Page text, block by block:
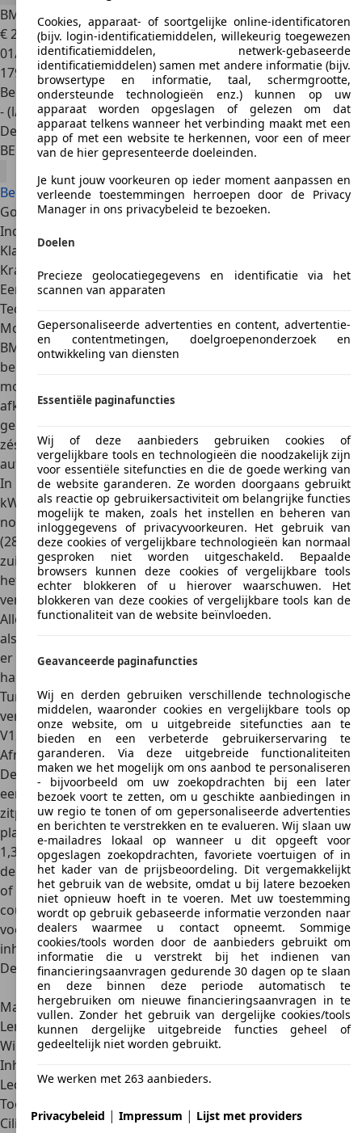
BMW 850 i '91 CH05442
€ 29.950
01/1991
179.176 km
Benzine
- (l/100 km)
Dealer
BE 9880Aalter
Bekijk alle BMW 850 aanbiedingen
Goede redenen
Indrukwekkende auto en een klassieker in wording
Klassieke, betrouwbare BMW-techniek, met prachtige V12
Krachtige motoren, luxueus interieur
Een auto met een eigen gezicht
Technische gegevens
Motorisatie
BMW introduceert de 850i (E31) aanvankelijk met een
V12
benzinemotor
met een cilinderinhoud van 5,0 liter. Deze
motor heeft een vermogen van 220 kW (300 pk) en is
afkomstig uit de BMW 750 sedan. De motor is standaard
gekoppeld aan een
zésversnellingsbak– toen nog een unicum in de
autowereld.
In 1992 verschijnt de 850 CSi met een5,6-liter V12 en 280
kW (380 pk). BMW breidt het motorengamma eind dat jaar
nog verder uit met de840 Ci een 4,0-liter V8met 210 kW
(286 pk). In 1994 vervangt BMW die motor door een
zuiniger exemplaar met4,4 liter
cilinderinhoud. Die heeft
hetzelfde vermogen, maar een hoger koppel. In 1994
verschijnt ook een 5,4-liter V12 met 240 kW (326 pk).
Alle motorvarianten zijn er met zowel een handbediende
als automatische (viertraps)transmissie, echter de 840 Ci is
er alleen met vijftrapsautomaat, de 850 CSi alleen met
handmatig bediende versnellingsbak.
Tuner Alpina bracht onder de typenaam B12 ook zijn eigen
versie van de BMW-coupé uit, niet alleen met de vijfliter
V12, maar ook met een
V12 met 5,7 litercilinderinhoud.
Afmetingen
De BMW 850 is eengrote, vierzitscoupé, eigenlijk een GT,
een Grand Tourer met achterin nog twee krappe
zitplaatsen waarop hoogstens kleine kinderen kunnen
plaatsnemen. Hij is4,78 meter lang, 1,86 meter breed en
1,34 meter hoog . Daarmee wijkt hij niet eens zo veel af van
de bijzonder elegante BMW 6-serie coupé die in 1989 min
of meer wordt opgevolgd door de 850i. Maar de nieuwe
coupé oogt veel groter en bruter dan zijn voorganger,
vooral door zijn breedte. Zijn bagageruimteheeft een
inhoud van320 liter, minder dan de 413 liter van de 6-serie.
De belangrijkste specificaties op een rij
BMW 8-serie (E31)
Marktintroductie
1989
Lengte x breedte x hoogte 4,78 x 1,86 x 1,43 m
Wielbasis
2,68 m
Inhoud bagageruimte
Ledig gewicht
1.790-1.865 kg
Toelaatbaar totaalgewicht
Cilinderinhoud
3.982-5.576 cm3
Cookies, apparaat- of soortgelijke online-identificatoren
(bijv. login-identificatiemiddelen, willekeurig toegewezen
identificatiemiddelen, netwerk-gebaseerde
identificatiemiddelen) samen met andere informatie (bijv.
browsertype en informatie, taal, schermgrootte,
ondersteunde technologieën enz.) kunnen op uw
apparaat worden opgeslagen of gelezen om dat
apparaat telkens wanneer het verbinding maakt met een
app of met een website te herkennen, voor een of meer
van de hier gepresenteerde doeleinden.
Je kunt jouw voorkeuren op ieder moment aanpassen en
verleende toestemmingen herroepen door de Privacy
Manager in ons privacybeleid te bezoeken.
Doelen
Precieze geolocatiegegevens en identificatie via het
scannen van apparaten
Gepersonaliseerde advertenties en content, advertentie-
en contentmetingen, doelgroepenonderzoek en
ontwikkeling van diensten
Essentiële paginafuncties
Wij of deze aanbieders gebruiken cookies of
vergelijkbare tools en technologieën die noodzakelijk zijn
voor essentiële sitefuncties en die de goede werking van
de website garanderen. Ze worden doorgaans gebruikt
als reactie op gebruikersactiviteit om belangrijke functies
mogelijk te maken, zoals het instellen en beheren van
inloggegevens of privacyvoorkeuren. Het gebruik van
deze cookies of vergelijkbare technologieën kan normaal
gesproken niet worden uitgeschakeld. Bepaalde
browsers kunnen deze cookies of vergelijkbare tools
echter blokkeren of u hierover waarschuwen. Het
blokkeren van deze cookies of vergelijkbare tools kan de
functionaliteit van de website beïnvloeden.
Geavanceerde paginafuncties
Wij en derden gebruiken verschillende technologische
middelen, waaronder cookies en vergelijkbare tools op
onze website, om u uitgebreide sitefuncties aan te
bieden en een verbeterde gebruikerservaring te
garanderen. Via deze uitgebreide functionaliteiten
maken we het mogelijk om ons aanbod te personaliseren
- bijvoorbeeld om uw zoekopdrachten bij een later
bezoek voort te zetten, om u geschikte aanbiedingen in
uw regio te tonen of om gepersonaliseerde advertenties
en berichten te verstrekken en te evalueren. Wij slaan uw
e-mailadres lokaal op wanneer u dit opgeeft voor
opgeslagen zoekopdrachten, favoriete voertuigen of in
het kader van de prijsbeoordeling. Dit vergemakkelijkt
het gebruik van de website, omdat u bij latere bezoeken
niet opnieuw hoeft in te voeren. Met uw toestemming
wordt op gebruik gebaseerde informatie verzonden naar
dealers waarmee u contact opneemt. Sommige
cookies/tools worden door de aanbieders gebruikt om
informatie die u verstrekt bij het indienen van
financieringsaanvragen gedurende 30 dagen op te slaan
en deze binnen deze periode automatisch te
hergebruiken om nieuwe financieringsaanvragen in te
vullen. Zonder het gebruik van dergelijke cookies/tools
kunnen dergelijke uitgebreide functies geheel of
gedeeltelijk niet worden gebruikt.
We werken met 263 aanbieders.
Privacybeleid | Impressum | Lijst met providers